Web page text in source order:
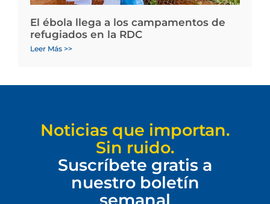
El ébola llega a los campamentos de
refugiados en la RDC
Leer Más >>
Noticias que importan.
Sin ruido.
Suscríbete gratis a
nuestro boletín
semanal